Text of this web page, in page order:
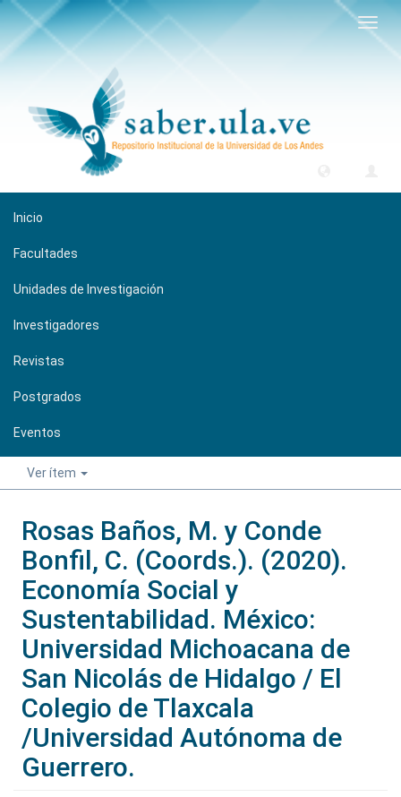
Inicio
Facultades
Unidades de Investigación
Investigadores
Revistas
Postgrados
Eventos
Ver ítem
Rosas Baños, M. y Conde
Bonfil, C. (Coords.). (2020).
Economía Social y
Sustentabilidad. México:
Universidad Michoacana de
San Nicolás de Hidalgo / El
Colegio de Tlaxcala
/Universidad Autónoma de
Guerrero.